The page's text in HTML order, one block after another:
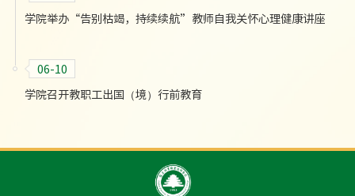
学院举办“告别枯竭，持续续航”教师自我关怀心理健康讲座
06-10
学院召开教职工出国（境）行前教育